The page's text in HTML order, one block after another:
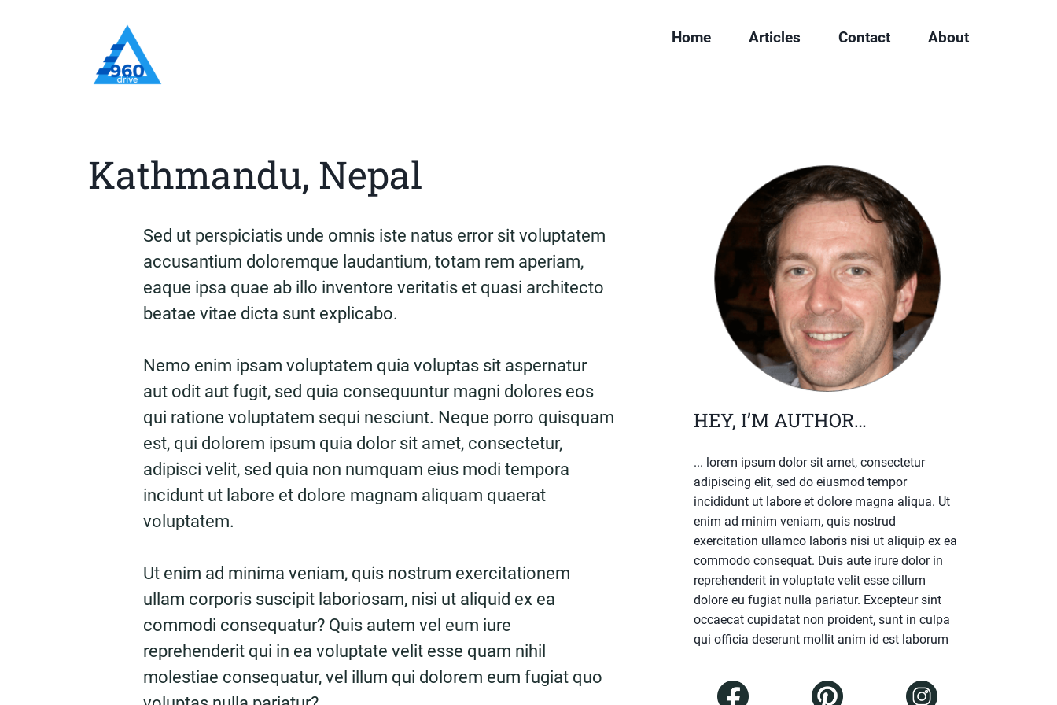
Home Articles Contact About
Kathmandu, Nepal
Sed ut perspiciatis unde omnis iste natus error sit voluptatem
accusantium doloremque laudantium, totam rem aperiam,
eaque ipsa quae ab illo inventore veritatis et quasi architecto
beatae vitae dicta sunt explicabo.
Nemo enim ipsam voluptatem quia voluptas sit aspernatur
aut odit aut fugit, sed quia consequuntur magni dolores eos
qui ratione voluptatem sequi nesciunt. Neque porro quisquam
est, qui dolorem ipsum quia dolor sit amet, consectetur,
adipisci velit, sed quia non numquam eius modi tempora
incidunt ut labore et dolore magnam aliquam quaerat
voluptatem.
Ut enim ad minima veniam, quis nostrum exercitationem
ullam corporis suscipit laboriosam, nisi ut aliquid ex ea
commodi consequatur? Quis autem vel eum iure
reprehenderit qui in ea voluptate velit esse quam nihil
molestiae consequatur, vel illum qui dolorem eum fugiat quo
HEY, I’M AUTHOR…
... lorem ipsum dolor sit amet, consectetur
adipiscing elit, sed do eiusmod tempor
incididunt ut labore et dolore magna aliqua. Ut
enim ad minim veniam, quis nostrud
exercitation ullamco laboris nisi ut aliquip ex ea
commodo consequat. Duis aute irure dolor in
reprehenderit in voluptate velit esse cillum
dolore eu fugiat nulla pariatur. Excepteur sint
occaecat cupidatat non proident, sunt in culpa
qui officia deserunt mollit anim id est laborum